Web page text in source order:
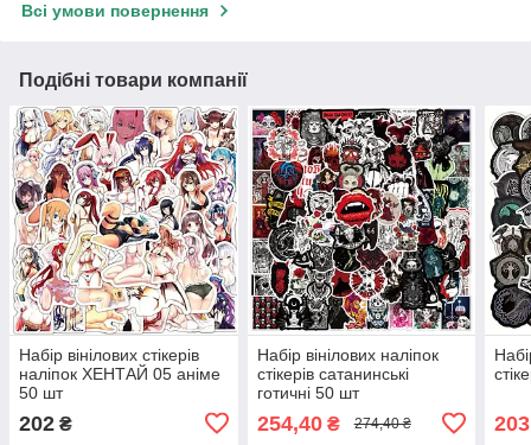
Всі умови повернення
Подібні товари компанії
Набір вінілових стікерів
наліпок ХЕНТАЙ 05 аніме
50 шт
202 ₴
Набір вінілових наліпок
стікерів сатанинські
готичні 50 шт
254,40₴ 274,40 ₴